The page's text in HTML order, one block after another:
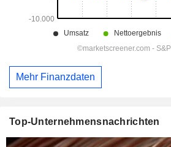
Mehr Finanzdaten
Top-Unternehmensnachrichten